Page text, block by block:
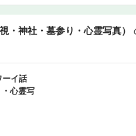
神社・墓参り・心霊写真）
ーイ話
心霊写